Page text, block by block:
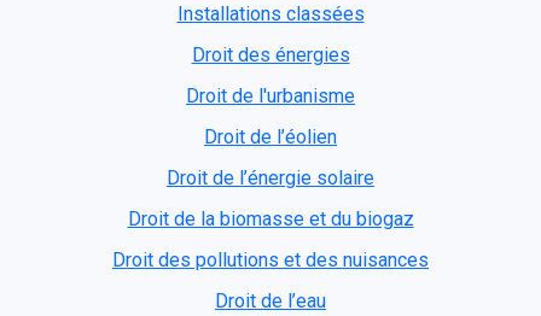
Installations classées
Droit des énergies
Droit de l'urbanisme
Droit de l’éolien
Droit de l’énergie solaire
Droit de la biomasse et du biogaz
Droit des pollutions et des nuisances
Droit de l’eau